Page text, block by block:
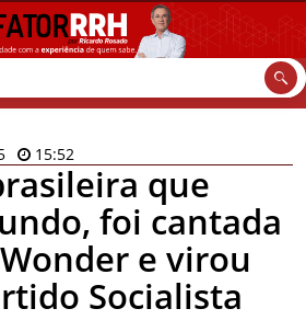
15:52
que
foi cantada
e virou
Socialista